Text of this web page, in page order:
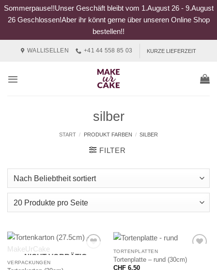
Sommerpause!!Unser Geschäft bleibt vom 1.August 26 - 9.August
26 Geschlossen!Aber ihr könnt gerne über unseren Online Shop
bestellen!!
WALLISELLEN +41 44 558 85 03 KURZE LIEFERZEIT
silber
START / PRODUKT FARBEN / SILBER
FILTER
NICHT VORRÄTIG
VERPACKUNGEN
TORTENPLATTEN
Tortenplatte – rund (30cm)
CHF6.50